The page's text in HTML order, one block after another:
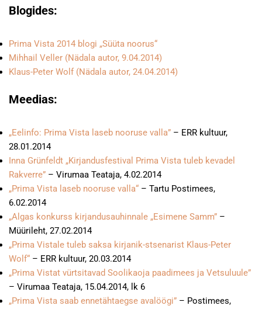
Blogides:
Prima Vista 2014 blogi „Süüta noorus“
Mihhail Veller (Nädala autor, 9.04.2014)
Klaus-Peter Wolf (Nädala autor, 24.04.2014)
Meedias:
„Eelinfo: Prima Vista laseb nooruse valla” – ERR kultuur,
28.01.2014
Inna Grünfeldt „Kirjandusfestival Prima Vista tuleb kevadel
Rakverre” – Virumaa Teataja, 4.02.2014
„Prima Vista laseb nooruse valla“ – Tartu Postimees,
6.02.2014
„Algas konkurss kirjandusauhinnale „Esimene Samm” –
Müürileht, 27.02.2014
„Prima Vistale tuleb saksa kirjanik-stsenarist Klaus-Peter
Wolf“ – ERR kultuur, 20.03.2014
„Prima Vistat vürtsitavad Soolikaoja paadimees ja Vetsuluule”
– Virumaa Teataja, 15.04.2014, lk 6
„Prima Vista saab ennetähtaegse avalöögi” – Postimees,